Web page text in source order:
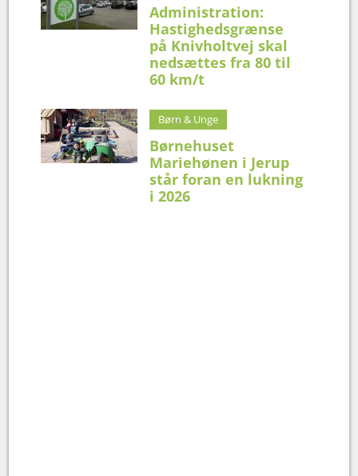
Administration:
Hastighedsgrænse
på Knivholtvej skal
nedsættes fra 80 til
60 km/t
Børn & Unge
Børnehuset
Mariehønen i Jerup
står foran en lukning
i 2026